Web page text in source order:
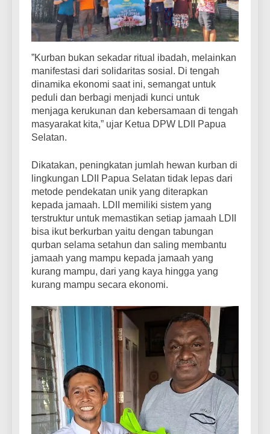
”Kurban bukan sekadar ritual ibadah, melainkan
manifestasi dari solidaritas sosial. Di tengah
dinamika ekonomi saat ini, semangat untuk
peduli dan berbagi menjadi kunci untuk
menjaga kerukunan dan kebersamaan di tengah
masyarakat kita,” ujar Ketua DPW LDII Papua
Selatan.
​Dikatakan, peningkatan jumlah hewan kurban di
lingkungan LDII Papua Selatan tidak lepas dari
metode pendekatan unik yang diterapkan
kepada jamaah. LDII memiliki sistem yang
terstruktur untuk memastikan setiap jamaah LDII
bisa ikut berkurban yaitu dengan tabungan
qurban selama setahun dan saling membantu
jamaah yang mampu kepada jamaah yang
kurang mampu, dari yang kaya hingga yang
kurang mampu secara ekonomi.